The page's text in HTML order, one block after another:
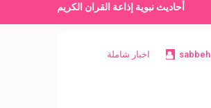
أحاديث نبوية إذاعة القران الكريم
sabbeh اخبار شاملة